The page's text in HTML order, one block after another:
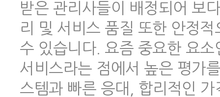
받은 관리사들이 배정되어 보
리 및 서비스 품질 또한 안정
수 있습니다. 요즘 중요한 요
서비스라는 점에서 높은 평가
스템과 빠른 응대, 합리적인